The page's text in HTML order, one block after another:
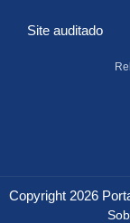
Site auditado
Copyright 2026